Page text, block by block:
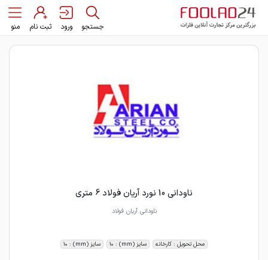
جستجو ورود ثبت نام منو
ناودانی 10 نورد آریان فولاد 6 متری
ناودانی آریان فولاد
محل تحویل : کارخانه سایز (mm) : 10 سایز (mm) : 10